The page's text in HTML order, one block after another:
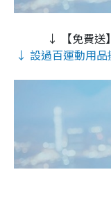
↓ 【免費送
↓ 設過百運動用